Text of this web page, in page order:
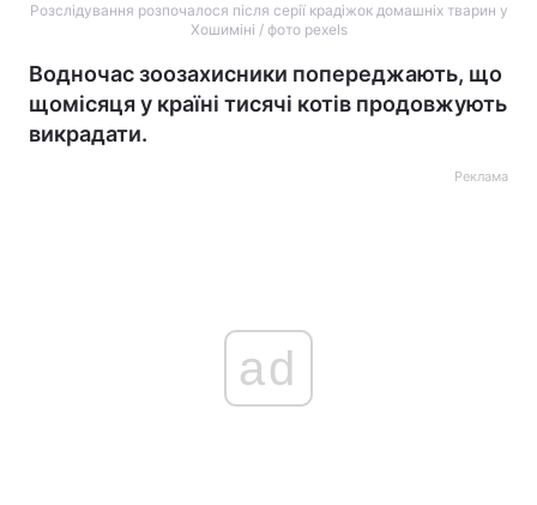
Розслідування розпочалося після серії крадіжок домашніх тварин у
Хошиміні / фото pexels
Водночас зоозахисники попереджають, що
щомісяця у країні тисячі котів продовжують
викрадати.
Реклама
ad